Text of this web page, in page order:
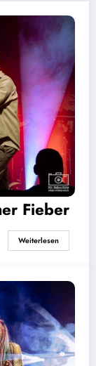
Fieber
Weiterlesen